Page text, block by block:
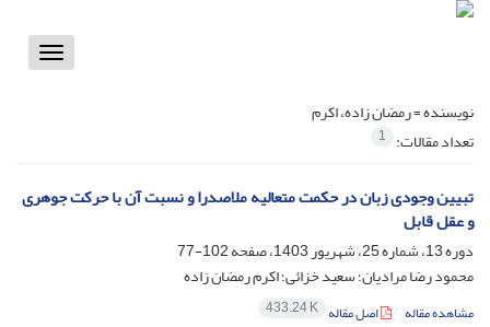
Toggle
نویسنده =رمضان زاده، اکرم
تعداد مقالات: 1
تبیین وجودی زبان در حکمت متعالیه ملاصدرا و نسبت آن با حرکت جوهری
و عقل قابل
دوره 13، شماره 25، شهریور 1403، صفحه
102-77
محمود رضا مرادیان؛ سعید خزائی؛ اکرم رمضان زاده
مشاهده مقاله اصل مقاله 433.24 K